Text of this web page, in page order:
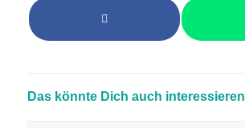
Das könnte Dich auch interessieren